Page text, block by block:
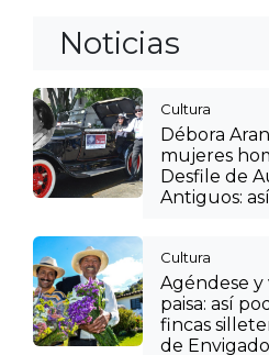
Noticias
Cultura
Débora
mujeres
Desfile de
Antiguos:
Cultura
Agéndese y
paisa: así
fincas
de Envigado